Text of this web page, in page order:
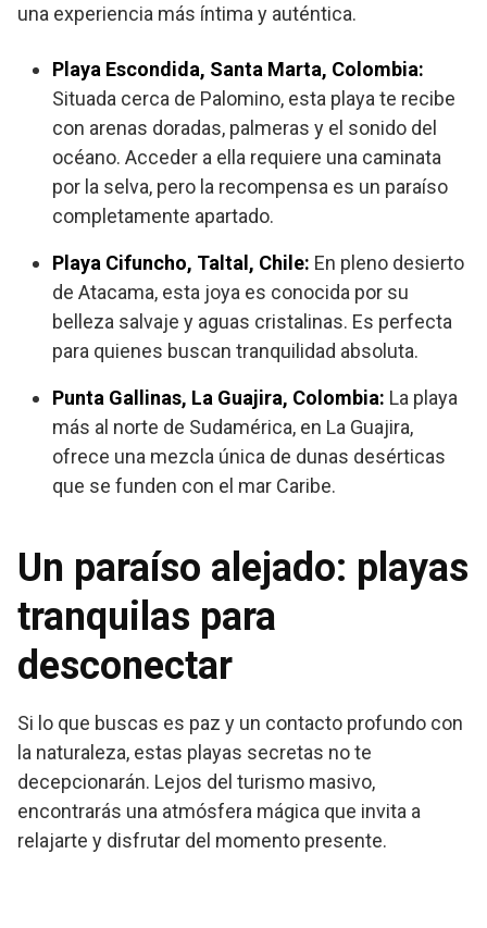
una experiencia más íntima y auténtica.
Playa Escondida, Santa Marta, Colombia:
Situada cerca de Palomino, esta playa te recibe
con arenas doradas, palmeras y el sonido del
océano. Acceder a ella requiere una caminata
por la selva, pero la recompensa es un paraíso
completamente apartado.
Playa Cifuncho, Taltal, Chile: En pleno desierto
de Atacama, esta joya es conocida por su
belleza salvaje y aguas cristalinas. Es perfecta
para quienes buscan tranquilidad absoluta.
Punta Gallinas, La Guajira, Colombia: La playa
más al norte de Sudamérica, en La Guajira,
ofrece una mezcla única de dunas desérticas
que se funden con el mar Caribe.
Un paraíso alejado: playas
tranquilas para
desconectar
Si lo que buscas es paz y un contacto profundo con
la naturaleza, estas playas secretas no te
decepcionarán. Lejos del turismo masivo,
encontrarás una atmósfera mágica que invita a
relajarte y disfrutar del momento presente.